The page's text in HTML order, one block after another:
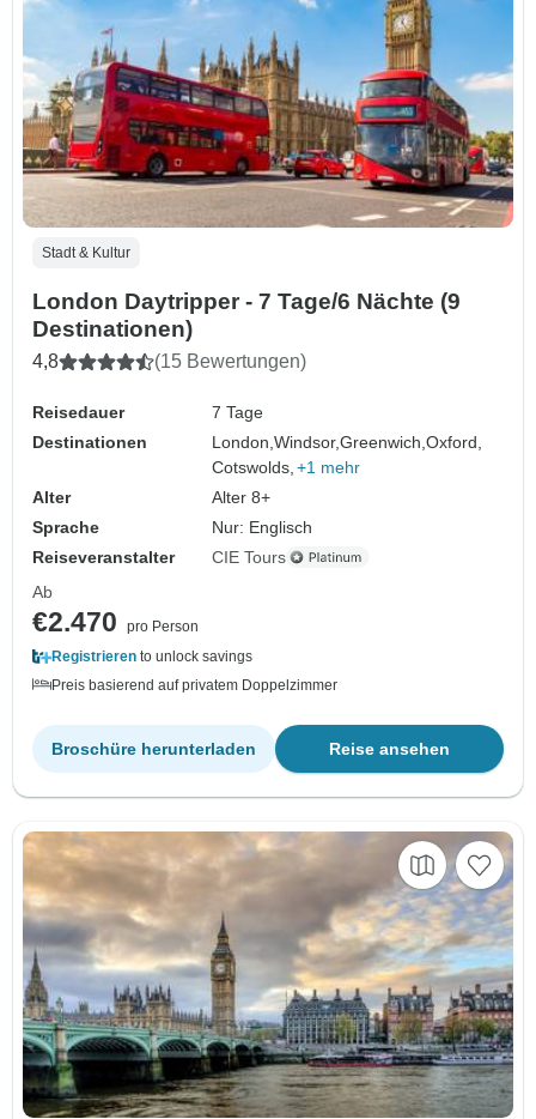
Stadt & Kultur
London Daytripper - 7 Tage/6 Nächte (9
Destinationen)
4,8 (15 Bewertungen)
Reisedauer
7 Tage
Destinationen
London,Windsor,Greenwich,Oxford,
Cotswolds, +1 mehr
Alter
Alter 8+
Sprache
Nur: Englisch
Reiseveranstalter
CIE Tours
Ab
€2.470
pro Person
Registrieren to unlock savings
Preis basierend auf privatem Doppelzimmer
Reise ansehen
Broschüre herunterladen